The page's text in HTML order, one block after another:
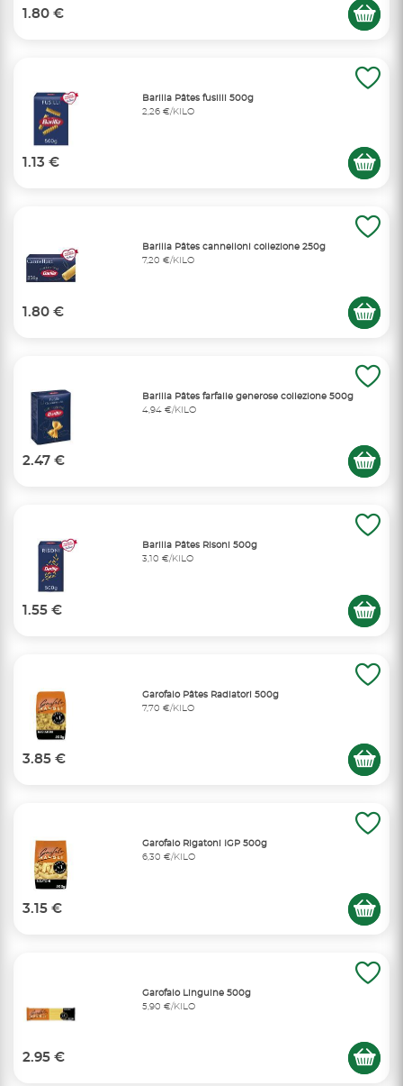
1.80 €
Barilla Pâtes fusilli 500g
2,26 €/KILO
1.13 €
Barilla Pâtes cannelloni collezione 250g
7,20 €/KILO
1.80 €
Barilla Pâtes farfalle generose collezione 500g
4,94 €/KILO
2.47 €
Barilla Pâtes Risoni 500g
3,10 €/KILO
1.55 €
Garofalo Pâtes Radiatori 500g
7,70 €/KILO
3.85 €
Garofalo Rigatoni IGP 500g
6,30 €/KILO
3.15 €
Garofalo Linguine 500g
5,90 €/KILO
2.95 €